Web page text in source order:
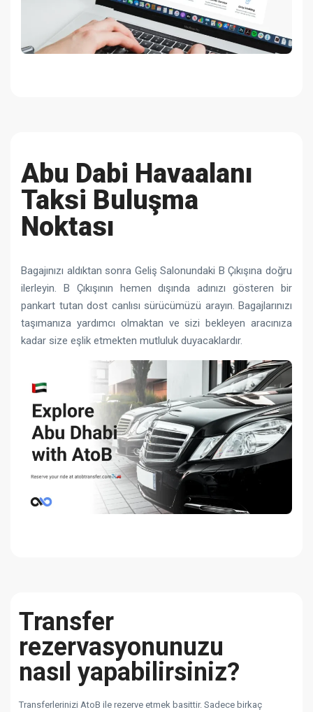
Abu Dabi Havaalanı
Taksi Buluşma
Noktası
Bagajınızı aldıktan sonra Geliş Salonundaki B Çıkışına doğru
ilerleyin. B Çıkışının hemen dışında adınızı gösteren bir
pankart tutan dost canlısı sürücümüzü arayın. Bagajlarınızı
taşımanıza yardımcı olmaktan ve sizi bekleyen aracınıza
kadar size eşlik etmekten mutluluk duyacaklardır.
Transfer
rezervasyonunuzu
nasıl yapabilirsiniz?
Transferlerinizi AtoB ile rezerve etmek basittir. Sadece birkaç